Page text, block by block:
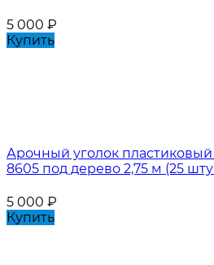
5 000 ₽
Купить
Арочный уголок пластиковый
8605 под дерево 2,75 м (25
5 000 ₽
Купить